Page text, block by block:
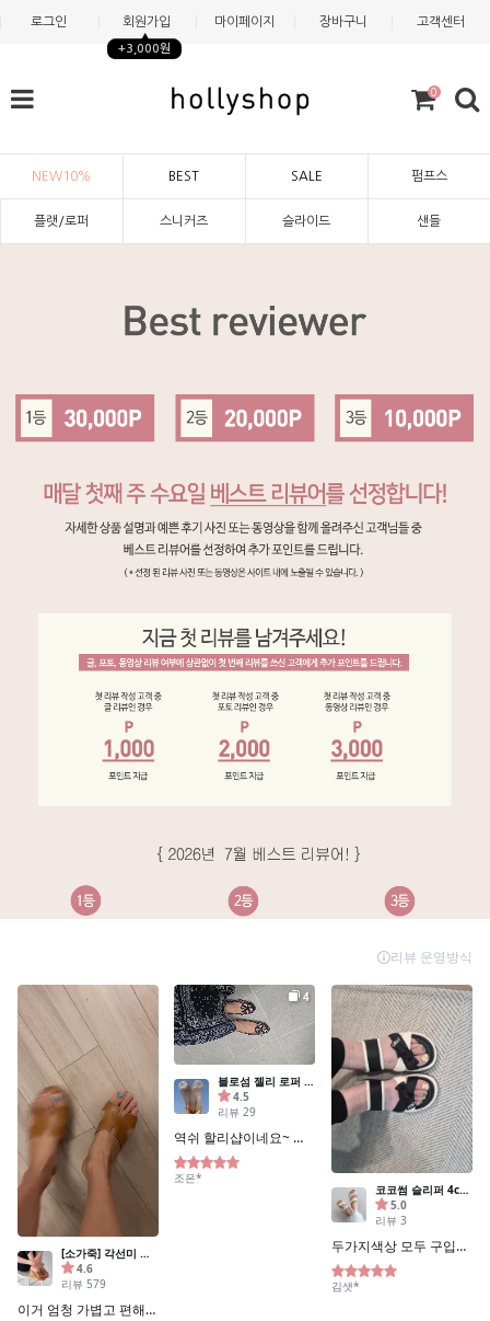
로그인 회원가입
+3,000원
마이페이지 장바구니 고객센터
0
NEW10% BEST SALE 펌프스
플랫/로퍼 스니커즈 슬라이드 샌들